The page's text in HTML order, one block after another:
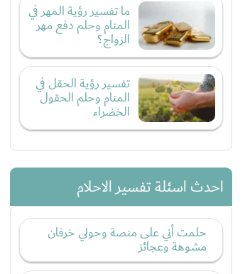
ما تفسير رؤية المهر في
المنام وحلم دفع مهر
الزواج؟
تفسير رؤية الحقل في
المنام وحلم الحقول
الخضراء
احدث اسئلة تفسير الاحلام
حلمت أني على منصة وحولي خرفان
مشوهة وعجائز